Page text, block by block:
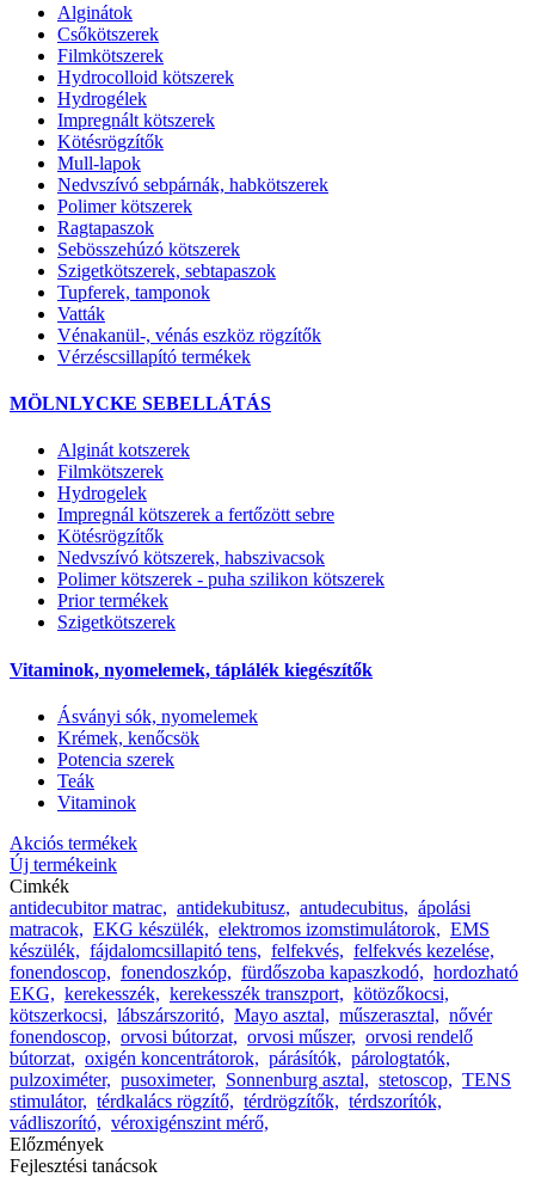
Alginátok
Csőkötszerek
Filmkötszerek
Hydrocolloid kötszerek
Hydrogélek
Impregnált kötszerek
Kötésrögzítők
Mull-lapok
Nedvszívó sebpárnák, habkötszerek
Polimer kötszerek
Ragtapaszok
Sebösszehúzó kötszerek
Szigetkötszerek, sebtapaszok
Tupferek, tamponok
Vatták
Vénakanül-, vénás eszköz rögzítők
Vérzéscsillapító termékek
MÖLNLYCKE SEBELLÁTÁS
Alginát kotszerek
Filmkötszerek
Hydrogelek
Impregnál kötszerek a fertőzött sebre
Kötésrögzítők
Nedvszívó kötszerek, habszivacsok
Polimer kötszerek - puha szilikon kötszerek
Prior termékek
Szigetkötszerek
Vitaminok, nyomelemek, táplálék kiegészítők
Ásványi sók, nyomelemek
Krémek, kenőcsök
Potencia szerek
Teák
Vitaminok
Akciós termékek
Új termékeink
Cimkék
antidecubitor matrac, antidekubitusz, antudecubitus, ápolási
matracok, EKG készülék, elektromos izomstimulátorok, EMS
készülék, fájdalomcsillapitó tens, felfekvés, felfekvés kezelése,
fonendoscop, fonendoszkóp, fürdőszoba kapaszkodó, hordozható
EKG, kerekesszék, kerekesszék transzport, kötözőkocsi,
kötszerkocsi, lábszárszoritó, Mayo asztal, műszerasztal, nővér
fonendoscop, orvosi bútorzat, orvosi műszer, orvosi rendelő
bútorzat, oxigén koncentrátorok, párásítók, párologtatók,
pulzoximéter, pusoximeter, Sonnenburg asztal, stetoscop, TENS
stimulátor, térdkalács rögzítő, térdrögzítők, térdszorítók,
vádliszorító, véroxigénszint mérő,
Előzmények
Fejlesztési tanácsok